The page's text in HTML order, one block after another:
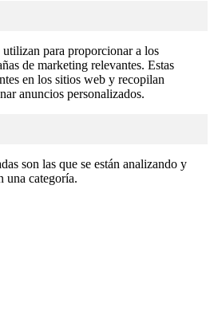
para proporcionar a los
de marketing relevantes. Estas
en los sitios web y recopilan
anuncios personalizados.
son las que se están analizando y
una categoría.